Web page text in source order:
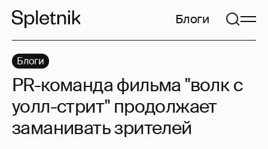
Блоги
Блоги
PR-команда фильма "волк с
уолл-стрит" продолжает
заманивать зрителей